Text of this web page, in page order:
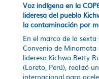
Voz indígena en la
lideresa del pueblo
la contaminación por
En el marco de la
Convenio de Minamata
lideresa Kichwa Betty
(Loreto, Perú), realizó
internacional para